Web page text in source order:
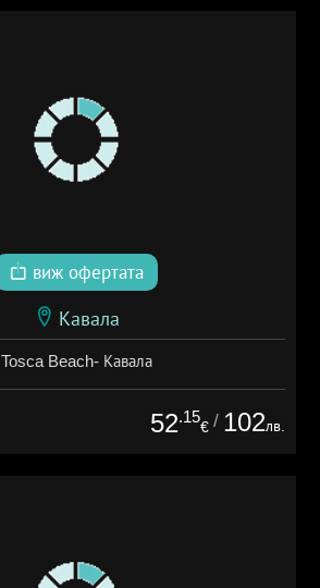
виж офертата
Кавала
Tosca Beach- Кавала
52.15
€ / 102лв.